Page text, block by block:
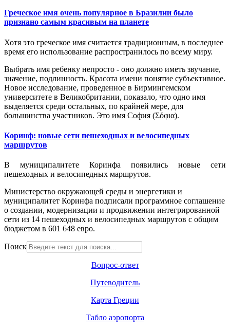
Греческое имя очень популярное в Бразилии было
признано самым красивым на планете
Хотя это греческое имя считается традиционным, в последнее
время его использование распространилось по всему миру.
Выбрать имя ребенку непросто - оно должно иметь звучание,
значение, подлинность. Красота имени понятие субъективное.
Новое исследование, проведенное в Бирмингемском
университете в Великобритании, показало, что одно имя
выделяется среди остальных, по крайней мере, для
большинства участников. Это имя София (Σόφια).
Коринф: новые сети пешеходных и велосипедных
маршрутов
В муниципалитете Коринфа появились новые сети
пешеходных и велосипедных маршрутов.
Министерство окружающей среды и энергетики и
муниципалитет Коринфа подписали программное соглашение
о создании, модернизации и продвижении интегрированной
сети из 14 пешеходных и велосипедных маршрутов с общим
бюджетом в 601 648 евро.
Поиск
Вопрос-ответ
Путеводитель
Карта Греции
Табло аэропорта